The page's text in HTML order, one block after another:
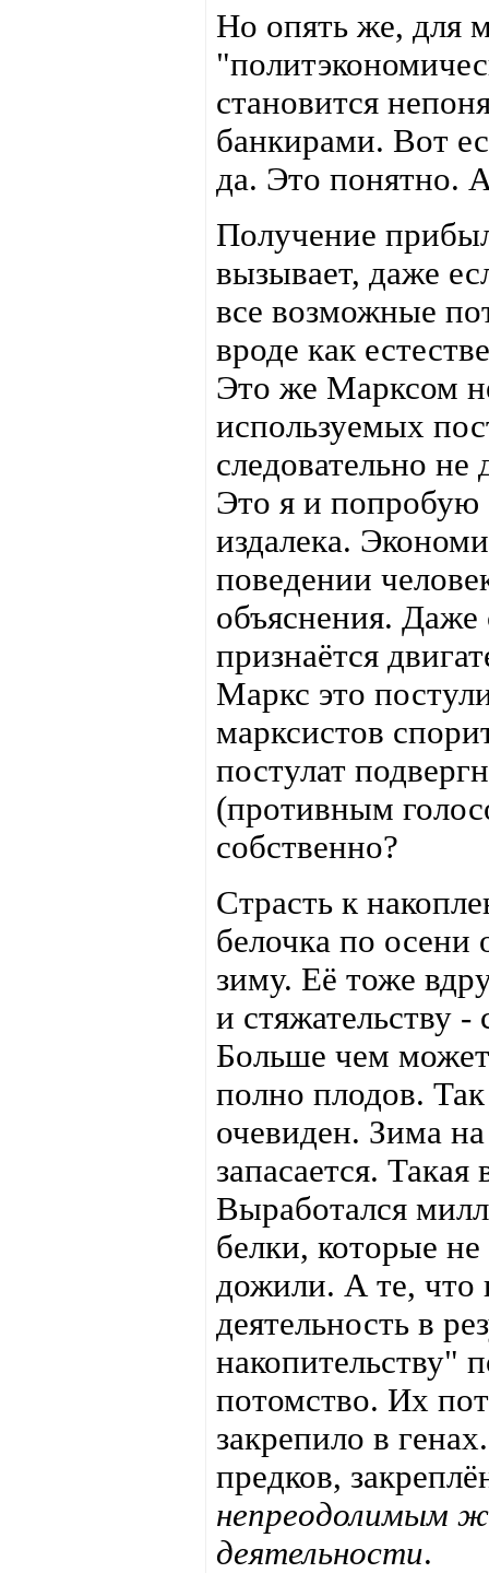
Но опять же, для
становится
банкирами. Вот
да. Это понятно.
Получение
вызывает, даже
все возможные
вроде как
Это же Марксом
используемых
следовательно
Это я и попробую
издалека.
поведении
объяснения. Даже
признаётся
Маркс это
марксистов
постулат
(противным
собственно?
Страсть к
белочка по осени
зиму. Её тоже
и стяжательству
Больше чем
полно плодов.
очевиден. Зима
запасается.
Выработался
белки, которые
дожили. А те, что
деятельность в
накопительству"
потомство. Их
закрепило в
предков,
непреодолимым
деятельности.